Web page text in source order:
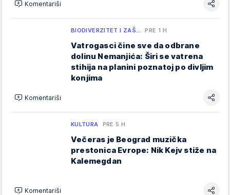
Komentariši
BIODIVERZITET I ZAŠ… PRE 1 H
Vatrogasci čine sve da odbrane
dolinu Nemanjića: Širi se vatrena
stihija na planini poznatoj po divljim
konjima
Komentariši
KULTURA PRE 5 H
Večeras je Beograd muzička
prestonica Evrope: Nik Kejv stiže na
Kalemegdan
Komentariši